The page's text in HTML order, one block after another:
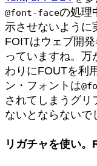
@font-faceの処理
示させないように
FOITはウェブ開
っていますね。万
わりにFOUTを利
ン・フォントは
されてしまうグリ
ないとならないで
リガチャを使い